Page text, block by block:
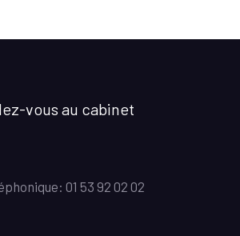
vous au cabinet
01 53 92 02 02